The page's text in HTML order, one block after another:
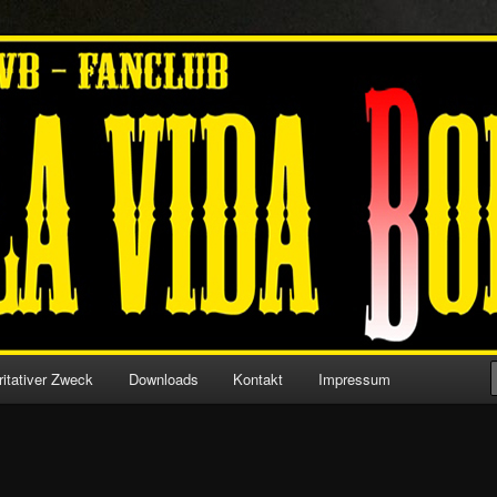
09
Zweck Downloads Kontakt Impressum